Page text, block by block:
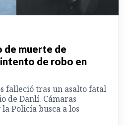
de muerte de
de robo en
falleció tras un asalto fatal
de Danlí. Cámaras
Policía busca a los